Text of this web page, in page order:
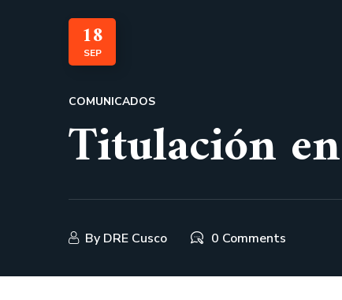
18
SEP
COMUNICADOS
Titulación
By DRE Cusco 0 Comments